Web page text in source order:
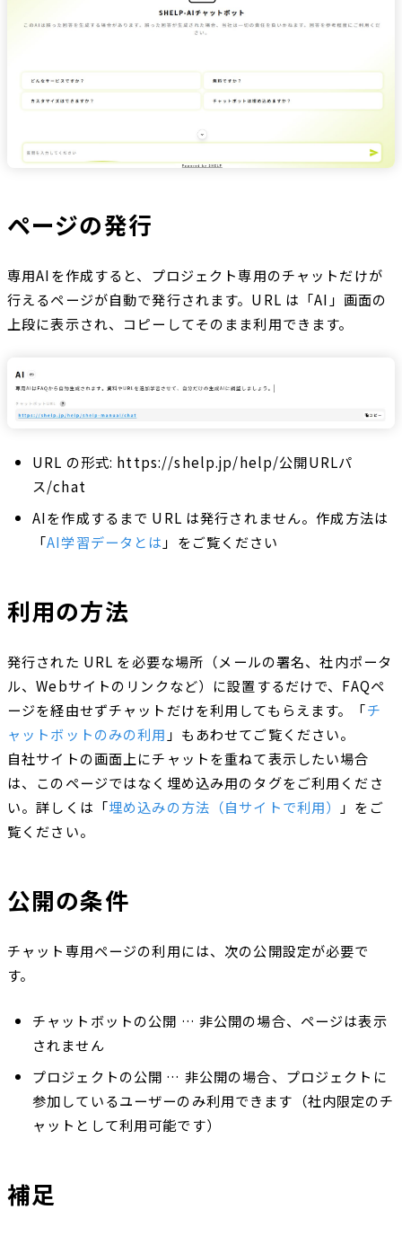
ページの発行
専用AIを作成すると、プロジェクト専用のチャットだけが
行えるページが自動で発行されます。URL は「AI」画面の
上段に表示され、コピーしてそのまま利用できます。
URL の形式: https://shelp.jp/help/公開URLパ
ス/chat
AIを作成するまで URL は発行されません。作成方法は
「AI学習データとは 」をご覧ください
利用の方法
発行された URL を必要な場所（メールの署名、社内ポータ
ル、Webサイトのリンクなど）に設置するだけで、FAQペ
ージを経由せずチャットだけを利用してもらえます。「チ
ャットボットのみの利用 」もあわせてご覧ください。
自社サイトの画面上にチャットを重ねて表示したい場合
は、このページではなく埋め込み用のタグをご利用くださ
い。詳しくは「埋め込みの方法（自サイトで利用）
」をご
覧ください。
公開の条件
チャット専用ページの利用には、次の公開設定が必要で
す。
チャットボットの公開 … 非公開の場合、ページは表示
されません
プロジェクトの公開 … 非公開の場合、プロジェクトに
参加しているユーザーのみ利用できます（社内限定のチ
ャットとして利用可能です）
補足